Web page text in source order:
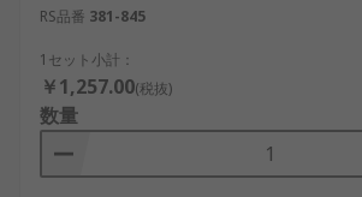
の工場や物流施設では、耐久性と安全
向けの電源アクセサリは、振動や温度
る耐久性を備えています。
さらに、電源アクセサリはエネルギー
します。例えば、電源ラインフィルタ
RS品番 381-845
1セット小計：
￥1,257.00(税抜)
数量